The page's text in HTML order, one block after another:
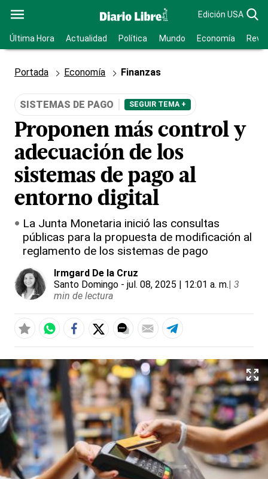
Edición USA
Última Hora Actualidad Política Mundo Economía
Portada Economía Finanzas
SISTEMAS DE PAGO SEGUIR TEMA +
Proponen más control y
adecuación de los
sistemas de pago al
entorno digital
La Junta Monetaria inició las consultas
públicas para la propuesta de modificación al
reglamento de los sistemas de pago
Irmgard De la Cruz
Santo Domingo - jul. 08, 2025 | 12:01 a. m.| 3
min de lectura